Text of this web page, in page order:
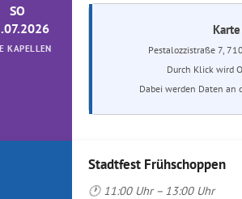
SO
KAPELLEN
Pestalozzistraße 7,
Durch Klick wird
Dabei werden Daten an
Stadtfest Frühschoppen
🕐 11:00 Uhr – 13:00 Uhr